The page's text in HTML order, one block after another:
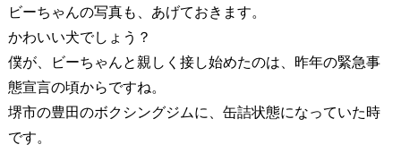
ビーちゃんの写真も、あげておきます。
かわいい犬でしょう？
僕が、ビーちゃんと親しく接し始めたのは、昨年の緊急事
態宣言の頃からですね。
堺市の豊田のボクシングジムに、缶詰状態になっていた時
です。